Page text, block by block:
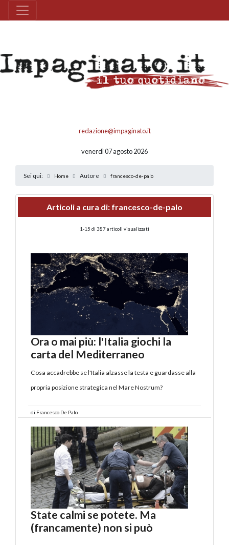
redazione@impaginato.it
venerdì 07 agosto 2026
Sei qui: Home Autore francesco-de-palo
Articoli a cura di: francesco-de-palo
1-15 di 387 articoli visualizzati
Ora o mai più: l'Italia giochi la
carta del Mediterraneo
Cosa accadrebbe se l'Italia alzasse la testa e guardasse alla
propria posizione strategica nel Mare Nostrum?
di Francesco De Palo
State calmi se potete. Ma
(francamente) non si può